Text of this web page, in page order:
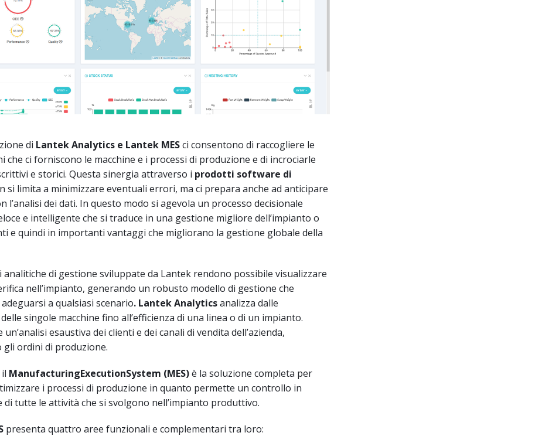
di LantekAnalytics e Lantek MESci consentono di raccogliere le
che ci forniscono le macchine e i processi di produzione e di incrociarle
e storici. Questa sinergia attraverso i prodotti software di
si limita a minimizzare eventuali errori, ma ci prepara anche ad anticipare
l’analisi dei dati. In questo modo si agevola un processo decisionale
e intelligente che si traduce in una gestione migliore dell’impianto o
e quindi in importanti vantaggi che migliorano la gestione globale della
analitiche di gestione sviluppate da Lantek rendono possibile visualizzare
nell’impianto, generando un robusto modello di gestione che
a qualsiasi scenario. LantekAnalyticsanalizza dalle
singole macchine fino all’efficienza di una linea o di un impianto.
esaustiva dei clienti e dei canali di vendita dell’azienda,
gli ordini di produzione.
ManufacturingExecutionSystem (MES)è la soluzione completa per
i processi di produzione in quanto permette un controllo in
di tutte le attività che si svolgono nell’impianto produttivo.
presenta quattro aree funzionali e complementari tra loro: